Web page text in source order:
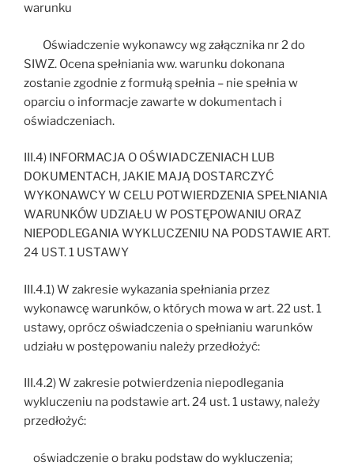
warunku
Oświadczenie wykonawcy wg załącznika nr 2 do
SIWZ. Ocena spełniania ww. warunku dokonana
zostanie zgodnie z formułą spełnia – nie spełnia w
oparciu o informacje zawarte w dokumentach i
oświadczeniach.
III.4) INFORMACJA O OŚWIADCZENIACH LUB
DOKUMENTACH, JAKIE MAJĄ DOSTARCZYĆ
WYKONAWCY W CELU POTWIERDZENIA SPEŁNIANIA
WARUNKÓW UDZIAŁU W POSTĘPOWANIU ORAZ
NIEPODLEGANIA WYKLUCZENIU NA PODSTAWIE ART.
24 UST. 1 USTAWY
III.4.1) W zakresie wykazania spełniania przez
wykonawcę warunków, o których mowa w art. 22 ust. 1
ustawy, oprócz oświadczenia o spełnianiu warunków
udziału w postępowaniu należy przedłożyć:
III.4.2) W zakresie potwierdzenia niepodlegania
wykluczeniu na podstawie art. 24 ust. 1 ustawy, należy
przedłożyć:
oświadczenie o braku podstaw do wykluczenia;